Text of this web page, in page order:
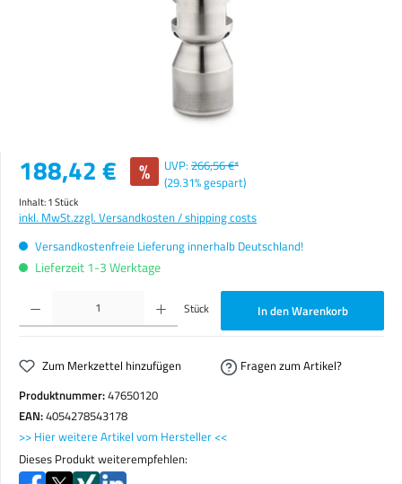
Verkaufspreis:
188,42 € % UVP: 266,56 €*
(29.31% gespart)
Inhalt:1 Stück
inkl. MwSt.zzgl. Versandkosten / shipping costs
Versandkostenfreie Lieferung innerhalb Deutschland!
Lieferzeit 1-3 Werktage
Produkt Anzahl: Gib den gewünschten Wert ein oder benutze die Schaltflächen um die Anzahl zu
Stück In den Warenkorb
Zum Merkzettel hinzufügen
Fragen zum Artikel?
Produktnummer:47650120
EAN:4054278543178
>> Hier weitere Artikel vom Hersteller <<
Dieses Produkt weiterempfehlen: